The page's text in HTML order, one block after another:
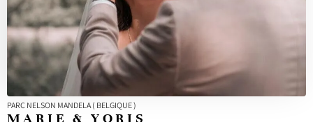
PARC NELSON MANDELA ( BELGIQUE )
MARIE & YORIS